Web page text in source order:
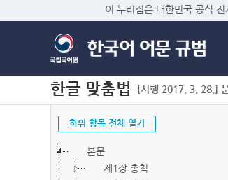
이 누리집은 대한민국 공식 전
한글 맞춤법 [시행 2017. 3. 28.]
하위 항목 전체 열기
본문
제1장 총칙